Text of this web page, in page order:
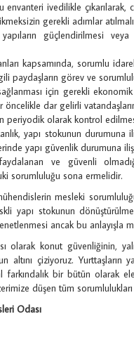
envanteri ivedilikle çıkarılarak,
gerekli adımlar
güçlendirilmesi
kapsamında, sorumlu
paydaşların görev ve
için gerekli
dar gelirli
periyodik olarak kontrol
yapı stokunun
yapı güvenlik durumuna
ve güvenli
sorumluluğu sona ermelidir.
mesleki
yapı stokunun
ancak bu anlayışla
olarak konut güvenliğinin,
altını çiziyoruz. Yurttaşların
bir bütün olarak
düşen tüm
Odası